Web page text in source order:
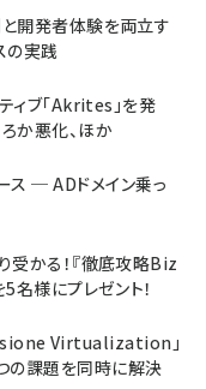
と開発者体験を両立す
の実践
ィブ「Akrites」を発
か悪化、ほか
ス ─ ADドメイン乗っ
受かる！『徹底攻略Biz
名様にプレゼント！
Virtualization」
の課題を同時に解決